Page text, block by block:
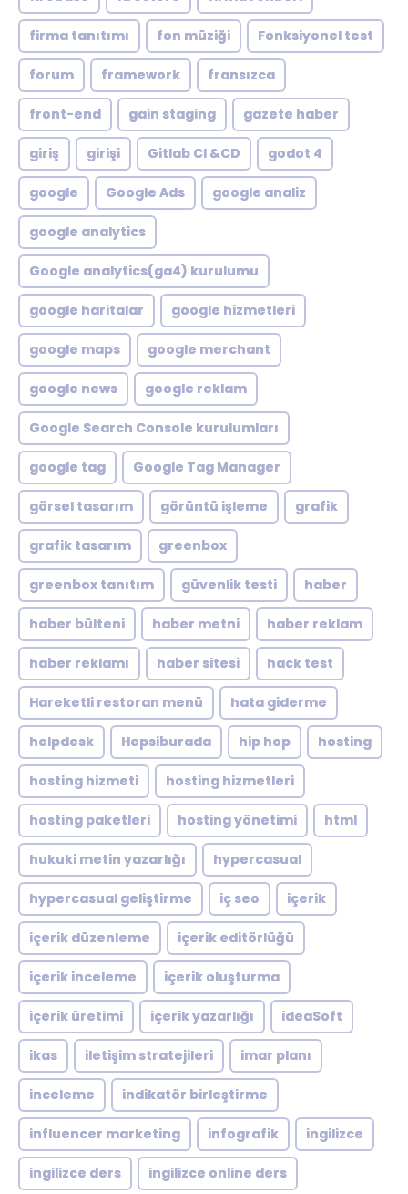
firma tanıtımı fon müziği Fonksiyonel test
forum framework fransızca
front-end gain staging gazete haber
giriş girişi Gitlab CI &CD godot 4
google Google Ads google analiz
google analytics
Google analytics(ga4) kurulumu
google haritalar google hizmetleri
google maps google merchant
google news google reklam
Google Search Console kurulumları
google tag Google Tag Manager
görsel tasarım görüntü işleme grafik
grafik tasarım greenbox
greenbox tanıtım güvenlik testi haber
haber bülteni haber metni haber reklam
haber reklamı haber sitesi hack test
Hareketli restoran menü hata giderme
helpdesk Hepsiburada hip hop hosting
hosting hizmeti hosting hizmetleri
hosting paketleri hosting yönetimi html
hukuki metin yazarlığı hypercasual
hypercasual geliştirme iç seo içerik
içerik düzenleme içerik editörlüğü
içerik inceleme içerik oluşturma
içerik üretimi içerik yazarlığı ideaSoft
ikas iletişim stratejileri imar planı
inceleme indikatör birleştirme
influencer marketing infografik ingilizce
ingilizce ders ingilizce online ders